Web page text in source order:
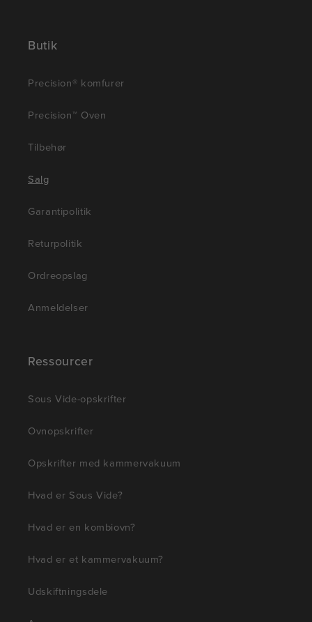
Butik
Precision® komfurer
Precision™ Oven
Tilbehør
Salg
Garantipolitik
Returpolitik
Ordreopslag
Anmeldelser
Ressourcer
Sous Vide-opskrifter
Ovnopskrifter
Opskrifter med kammervakuum
Hvad er Sous Vide?
Hvad er en kombiovn?
Hvad er et kammervakuum?
Udskiftningsdele